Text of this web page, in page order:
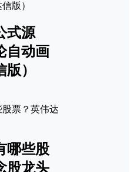
式源
自动画
）
哪些股
股龙头